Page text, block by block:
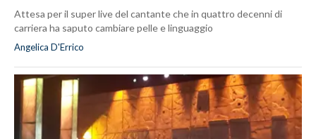
Attesa per il super live del cantante che in quattro decenni di
carriera ha saputo cambiare pelle e linguaggio
Angelica D'Errico